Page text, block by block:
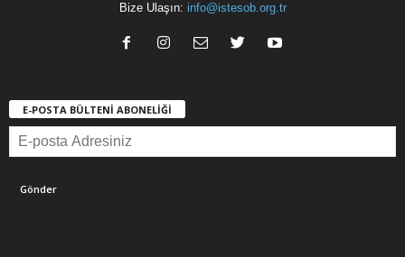
Bize Ulaşın: info@istesob.org.tr
E-POSTA BÜLTENİ ABONELİĞİ